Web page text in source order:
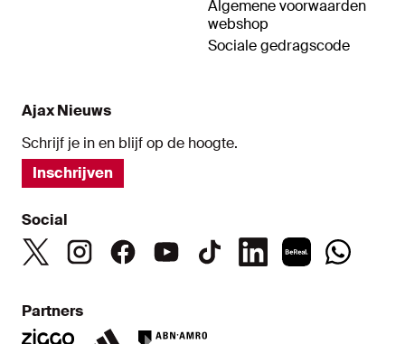
Algemene voorwaarden
webshop
Sociale gedragscode
Ajax Nieuws
Schrijf je in en blijf op de hoogte.
Inschrijven
Social
Partners